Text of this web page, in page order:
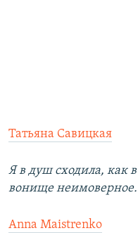
Татьяна Савицкая
Я в душ сходила, как в
вонище неимоверное.
Anna Maistrenko